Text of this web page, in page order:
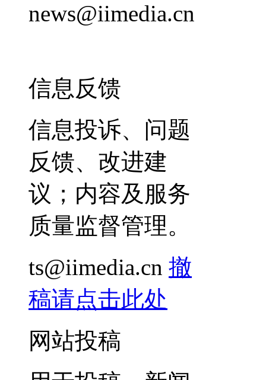
news@iimedia.cn
信息反馈
信息投诉、问题
反馈、改进建
议；内容及服务
质量监督管理。
ts@iimedia.cn 撤
稿请点击此处
网站投稿